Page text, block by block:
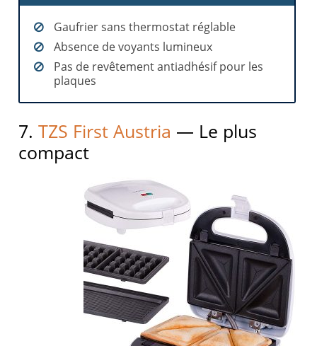
Gaufrier sans thermostat réglable
Absence de voyants lumineux
Pas de revêtement antiadhésif pour les
plaques
7.TZS First Austria — Le plus
compact